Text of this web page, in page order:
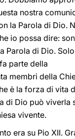
nostra
la Parola di Dio.
io possa dire:
Parola di Dio.
parte della
membri della
è la forza di vita
di Dio può viverla
vivente.
era su Pio XII.